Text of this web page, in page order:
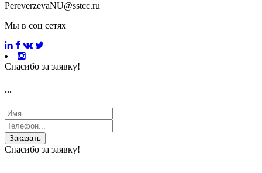
PereverzevaNU@sstcc.ru
Мы в соц сетях
Спасибо за заявку!
...
Заказать
Спасибо за заявку!